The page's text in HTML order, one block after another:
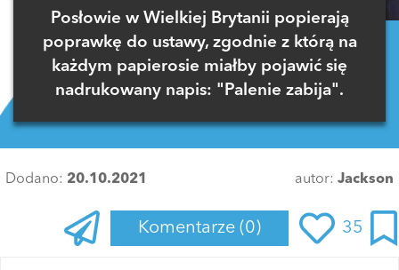
Posłowie w Wielkiej Brytanii popierają
poprawkę do ustawy, zgodnie z którą na
każdym papierosie miałby pojawić się
nadrukowany napis: "Palenie zabija".
Dodano: 20.10.2021 autor: Jackson
Komentarze (0) 35